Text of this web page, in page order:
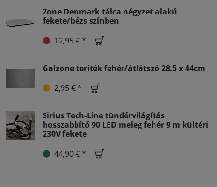
Zone Denmark tálca négyzet alakú
fekete/bézs színben
12,95 € *
Galzone teríték fehér/átlátszó 28.5 x 44cm
2,95 € *
Sirius Tech-Line tündérvilágítás
hosszabbító 90 LED meleg fehér 9 m kültéri
230V fekete
44,90 € *